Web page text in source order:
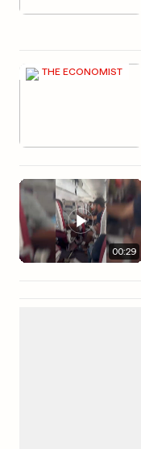
THE ECONOMIST
00:29